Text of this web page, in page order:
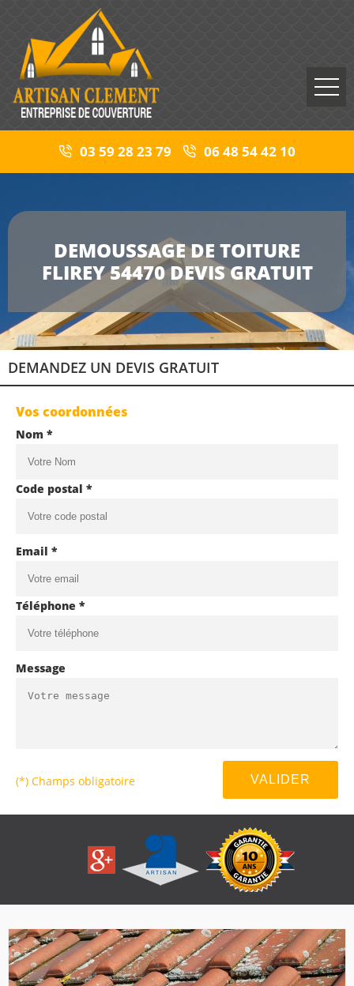
03 59 28 23 79 06 48 54 42 10
DEMOUSSAGE DE TOITURE
FLIREY 54470 DEVIS GRATUIT
DEMANDEZ UN DEVIS GRATUIT
Vos coordonnées
Nom *
Code postal *
Email *
Téléphone *
Message
(*) Champs obligatoire